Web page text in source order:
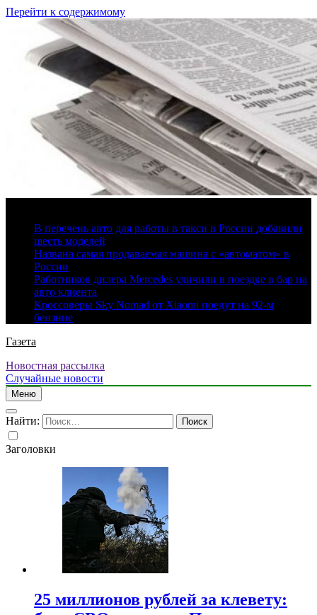
Перейти к содержимому
В перечень авто для работы в такси в России добавили
шесть моделей
Названа самая продаваемая машина с «автоматом» в
России
Работников дилера Mercedes уличили в поездке в бар на
авто клиента
Кроссоверы Sky Nomad от Xiaomi поедут на 92-м
бензине
Газета
Новостная рассылка
Случайные новости
Меню
Найти:
Заголовки
25 миллионов рублей за клевету: